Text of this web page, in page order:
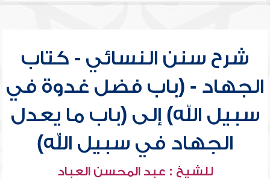
شرح سنن النسائي - كتاب
الجهاد - (باب فضل غدوة في
سبيل الله) إلى (باب ما يعدل
الجهاد في سبيل الله)
للشيخ : عبد المحسن العباد